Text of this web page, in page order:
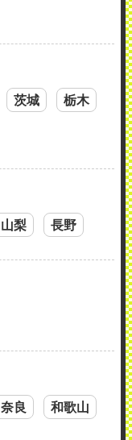
茨城 栃木
山梨 長野
奈良 和歌山